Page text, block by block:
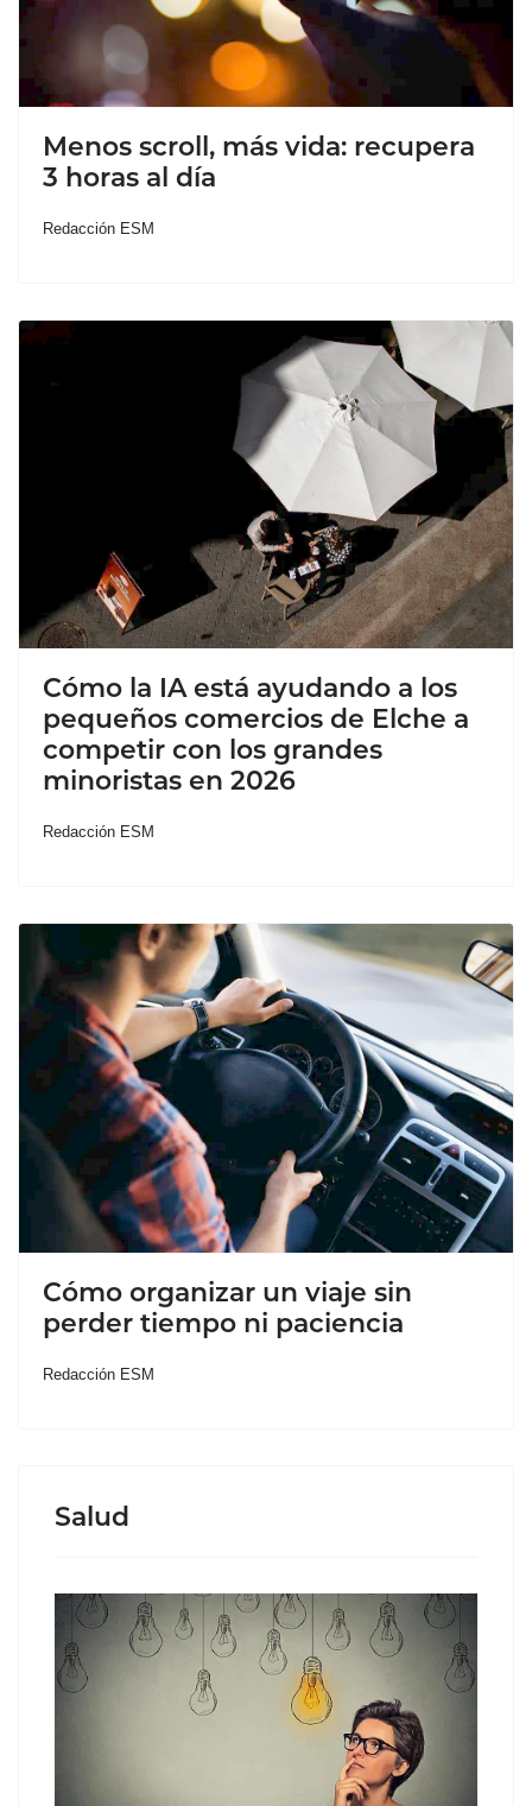
Menos scroll, más vida: recupera
3 horas al día
Redacción ESM
Cómo la IA está ayudando a los
pequeños comercios de Elche a
competir con los grandes
minoristas en 2026
Redacción ESM
Cómo organizar un viaje sin
perder tiempo ni paciencia
Redacción ESM
Salud